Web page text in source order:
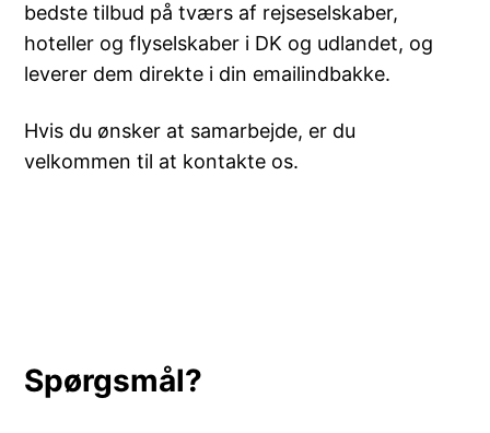
bedste tilbud på tværs af rejseselskaber,
hoteller og flyselskaber i DK og udlandet, og
leverer dem direkte i din emailindbakke.
Hvis du ønsker at samarbejde, er du
velkommen til at kontakte os.
Spørgsmål?